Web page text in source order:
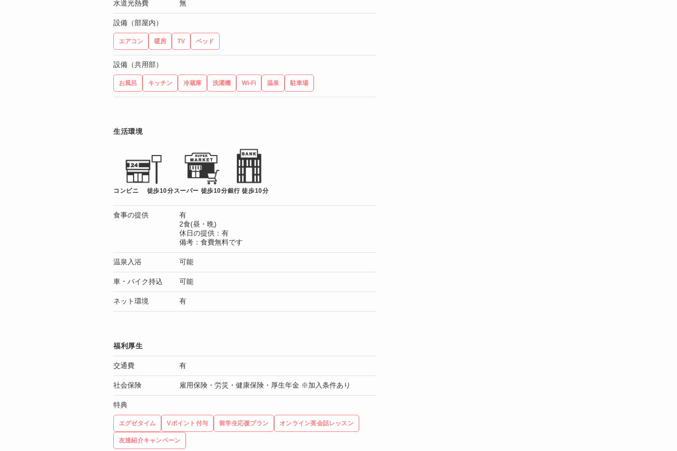
水道光熱費 無
設備（部屋内）
エアコン 暖房 TV ベッド
設備（共用部）
お風呂 キッチン 冷蔵庫 洗濯機 Wi-Fi 温泉 駐車場
生活環境
コンビニ 徒歩10分スーパー 徒歩10分銀行 徒歩10分
食事の提供
有
2食(昼・晩)
休日の提供：有
備考：食費無料です
温泉入浴 可能
車・バイク持込 可能
ネット環境 有
福利厚生
交通費 有
社会保険 雇用保険・労災・健康保険・厚生年金 ※加入条件あり
特典
エグゼタイム Vポイント付与 留学生応援プラン オンライン英会話レッスン
友達紹介キャンペーン